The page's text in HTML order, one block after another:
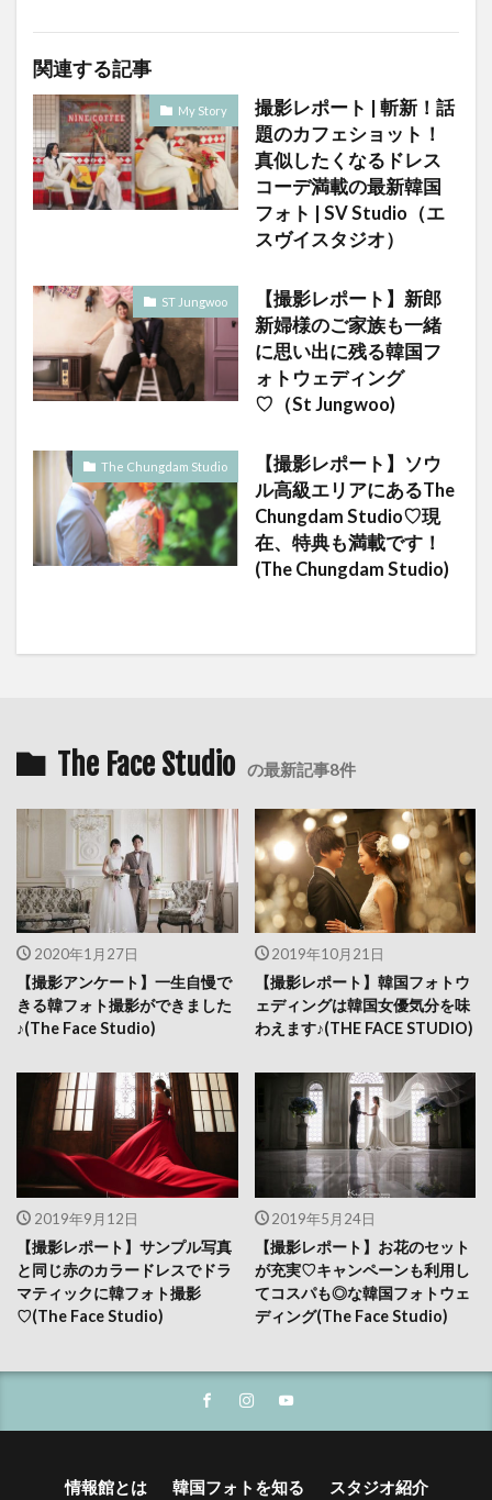
関連する記事
My Story
撮影レポート | 斬新！話
題のカフェショット！
真似したくなるドレス
コーデ満載の最新韓国
フォト | SV Studio（エ
スヴイスタジオ）
ST Jungwoo
【撮影レポート】新郎
新婦様のご家族も一緒
に思い出に残る韓国フ
ォトウェディング
♡（St Jungwoo)
The Chungdam Studio
【撮影レポート】ソウ
ル高級エリアにあるThe
Chungdam Studio♡現
在、特典も満載です！
(The Chungdam Studio)
The Face Studio の最新記事8件
2020年1月27日
【撮影アンケート】一生自慢で
きる韓フォト撮影ができました
♪(The Face Studio)
2019年10月21日
【撮影レポート】韓国フォトウ
ェディングは韓国女優気分を味
わえます♪(THE FACE STUDIO)
2019年9月12日
【撮影レポート】サンプル写真
と同じ赤のカラードレスでドラ
マティックに韓フォト撮影
♡(The Face Studio)
2019年5月24日
【撮影レポート】お花のセット
が充実♡キャンペーンも利用し
てコスパも◎な韓国フォトウェ
ディング(The Face Studio)
情報館とは 韓国フォトを知る スタジオ紹介